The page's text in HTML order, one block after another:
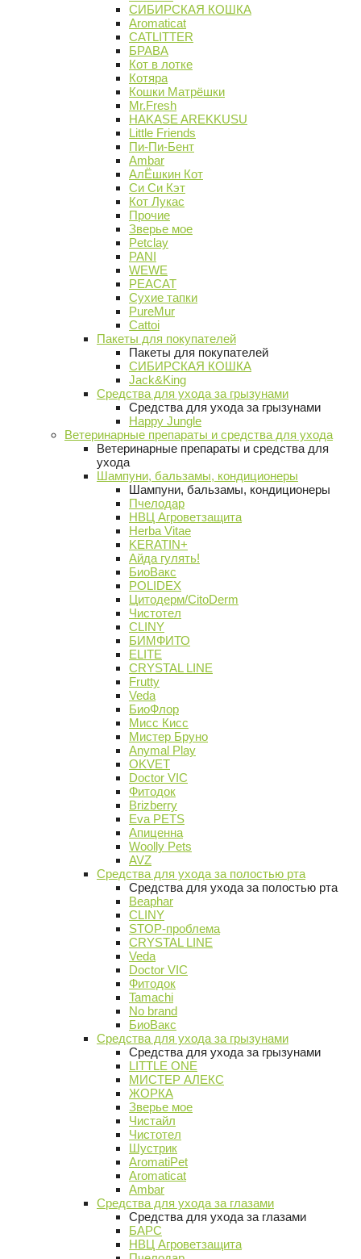
СИБИРСКАЯ КОШКА
Aromaticat
CATLITTER
БРАВА
Кот в лотке
Котяра
Кошки Матрёшки
Mr.Fresh
HAKASE AREKKUSU
Little Friends
Пи-Пи-Бент
Ambar
АлЁшкин Кот
Си Си Кэт
Кот Лукас
Прочие
Зверье мое
Petclay
PANI
WEWE
PEACAT
Сухие тапки
PureMur
Cattoi
Пакеты для покупателей
Пакеты для покупателей
СИБИРСКАЯ КОШКА
Jack&King
Средства для ухода за грызунами
Средства для ухода за грызунами
Happy Jungle
Ветеринарные препараты и средства для ухода
Ветеринарные препараты и средства для
ухода
Шампуни, бальзамы, кондиционеры
Шампуни, бальзамы, кондиционеры
Пчелодар
НВЦ Агроветзащита
Herba Vitae
KERATIN+
Айда гулять!
БиоВакс
POLIDEX
Цитодерм/CitoDerm
Чистотел
CLINY
БИМФИТО
ELITE
CRYSTAL LINE
Frutty
Veda
БиоФлор
Мисс Кисс
Мистер Бруно
Anymal Play
OKVET
Doctor VIC
Фитодок
Brizberry
Eva PETS
Апиценна
Woolly Pets
AVZ
Средства для ухода за полостью рта
Средства для ухода за полостью рта
Beaphar
CLINY
STOP-проблема
CRYSTAL LINE
Veda
Doctor VIC
Фитодок
Tamachi
No brand
БиоВакс
Средства для ухода за грызунами
Средства для ухода за грызунами
LITTLE ONE
МИСТЕР АЛЕКС
ЖОРКА
Зверье мое
Чистайл
Чистотел
Шустрик
AromatiPet
Aromaticat
Ambar
Средства для ухода за глазами
Средства для ухода за глазами
БАРС
НВЦ Агроветзащита